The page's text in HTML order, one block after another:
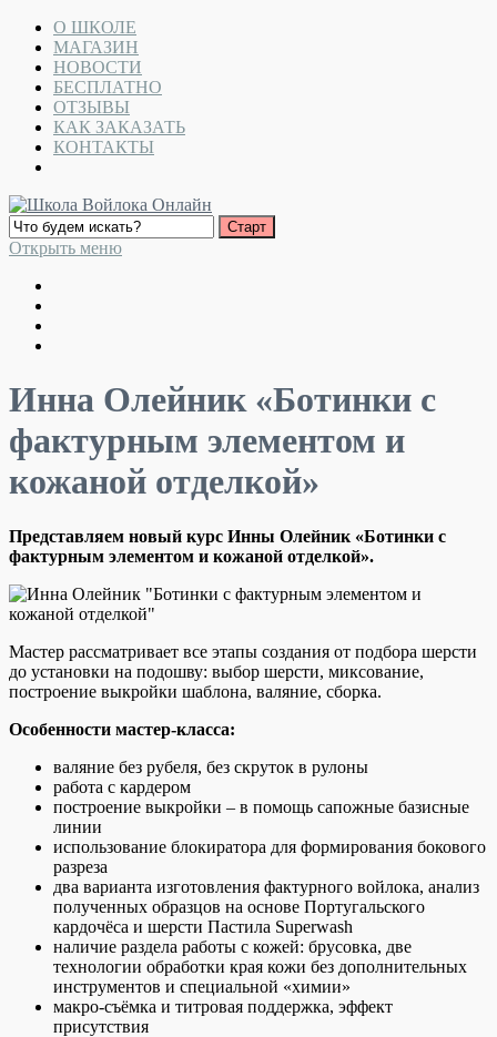
О ШКОЛЕ
МАГАЗИН
НОВОСТИ
БЕСПЛАТНО
ОТЗЫВЫ
КАК ЗАКАЗАТЬ
КОНТАКТЫ
Открыть меню
Инна Олейник «Ботинки с
фактурным элементом и
кожаной отделкой»
Представляем новый курс Инны Олейник «Ботинки с
фактурным элементом и кожаной отделкой».
Мастер рассматривает все этапы создания от подбора шерсти
до установки на подошву: выбор шерсти, миксование,
построение выкройки шаблона, валяние, сборка.
Особенности мастер-класса:
валяние без рубеля, без скруток в рулоны
работа с кардером
построение выкройки – в помощь сапожные базисные
линии
использование блокиратора для формирования бокового
разреза
два варианта изготовления фактурного войлока, анализ
полученных образцов на основе Португальского
кардочёса и шерсти Пастила Superwash
наличие раздела работы с кожей: брусовка, две
технологии обработки края кожи без дополнительных
инструментов и специальной «химии»
макро-съёмка и титровая поддержка, эффект
присутствия